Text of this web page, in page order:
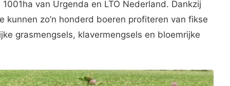
van Urgenda en LTO Nederland. Dankzij
zo’n honderd boeren profiteren van fikse
grasmengsels, klavermengsels en bloemrijke